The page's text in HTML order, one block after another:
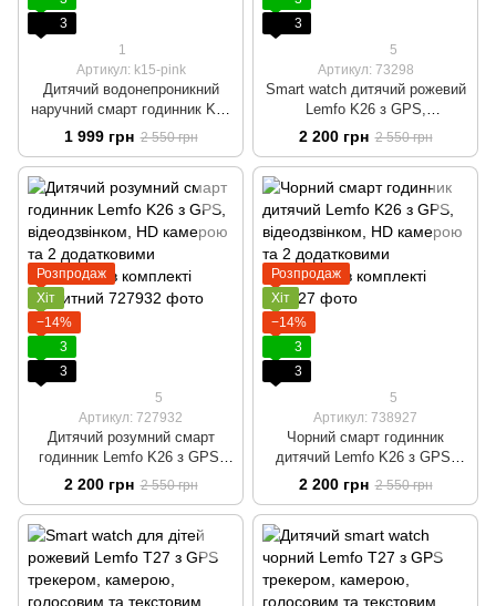
3
1
Артикул: k15-pink
Дитячий водонепроникний
наручний смарт годинник K15
з камерою й GPS
відстеженням Подарунковий
Чорний з 4G
1 999 грн 2 550 грн
3
5
Артикул: 73298
Smart watch дитячий рожевий
Lemfo K26 з GPS,
відеодзвінком, HD камерою та
2 додатковими корпусами в
комплекті
2 200 грн 2 550 грн
Розпродаж
Хіт
−14%
3
3
5
Артикул: 727932
Дитячий розумний смарт
годинник Lemfo K26 з GPS,
відеодзвінком, HD камерою та
2 додатковими корпусами в
комплекті Блакитний
2 200 грн 2 550 грн
Розпродаж
Хіт
−14%
3
3
5
Артикул: 738927
Чорний смарт годинник
дитячий Lemfo K26 з GPS,
відеодзвінком, HD камерою та
2 додатковими корпусами в
комплекті
2 200 грн 2 550 грн